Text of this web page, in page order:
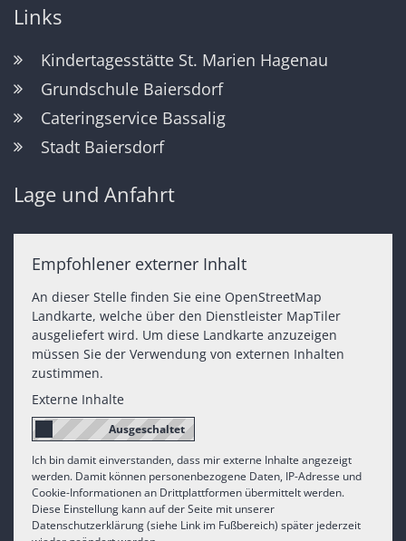
Links
Kindertagesstätte St. Marien Hagenau
Grundschule Baiersdorf
Cateringservice Bassalig
Stadt Baiersdorf
Lage und Anfahrt
Empfohlener externer Inhalt
An dieser Stelle finden Sie eine OpenStreetMap
Landkarte, welche über den Dienstleister MapTiler
ausgeliefert wird. Um diese Landkarte anzuzeigen
müssen Sie der Verwendung von externen Inhalten
zustimmen.
Externe Inhalte
Ich bin damit einverstanden, dass mir externe Inhalte angezeigt
werden. Damit können personenbezogene Daten, IP-Adresse und
Cookie-Informationen an Drittplattformen übermittelt werden.
Diese Einstellung kann auf der Seite mit unserer
Datenschutzerklärung (siehe Link im Fußbereich) später jederzeit